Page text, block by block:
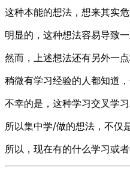
这种本能的想法，想来其实危
明显的，这种想法容易导致
然而，上述想法还有另外一点
稍微有学习经验的人都知道
不幸的是，这种学习交叉学
所以集中学/做的想法，不仅
所以，现在有的什么学习或